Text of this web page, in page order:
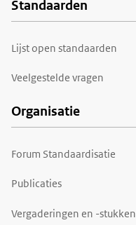
Voet
Standaarden
Lijst open standaarden
Veelgestelde vragen
Organisatie
Forum Standaardisatie
Publicaties
Vergaderingen en -stukken